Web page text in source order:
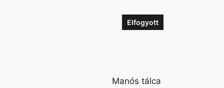
Elfogyott
Manós tálca